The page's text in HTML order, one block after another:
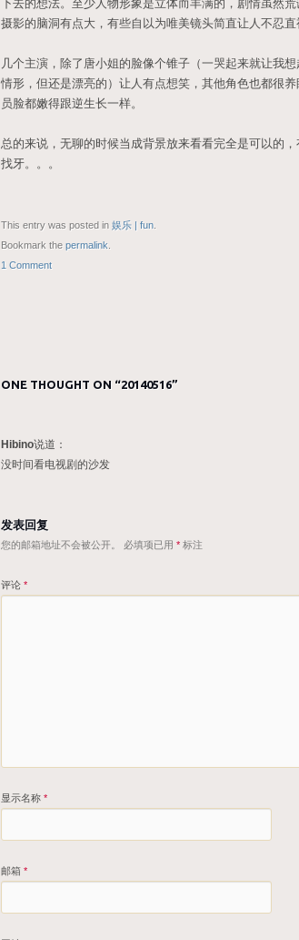
下去的想法。至少人物形象是立体而丰满的，剧情虽然
摄影的脑洞有点大，有些自以为唯美镜头简直让人不忍直
几个主演，除了唐小姐的脸像个锥子（一哭起来就让我
情形，但还是漂亮的）让人有点想笑，其他角色也都很
员脸都嫩得跟逆生长一样。
总的来说，无聊的时候当成背景放来看看完全是可以的
找牙。。。
This entry was posted in 娱乐 | fun
Bookmark the permalink
1 Comment
ONE THOUGHT ON “20140516”
Hibino说道：
没时间看电视剧的沙发
发表回复
您的邮箱地址不会被公开。 必填项已用 * 标注
评论 *
显示名称 *
邮箱 *